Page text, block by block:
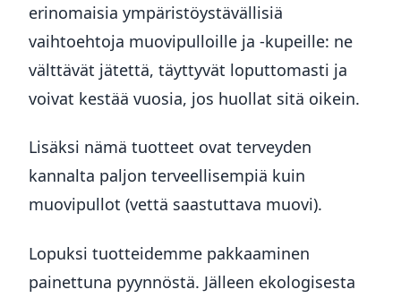
erinomaisia ympäristöystävällisiä
vaihtoehtoja muovipulloille ja -kupeille: ne
välttävät jätettä, täyttyvät loputtomasti ja
voivat kestää vuosia, jos huollat sitä oikein.
Lisäksi nämä tuotteet ovat terveyden
kannalta paljon terveellisempiä kuin
muovipullot (vettä saastuttava muovi).
Lopuksi tuotteidemme pakkaaminen
painettuna pyynnöstä. Jälleen ekologisesta